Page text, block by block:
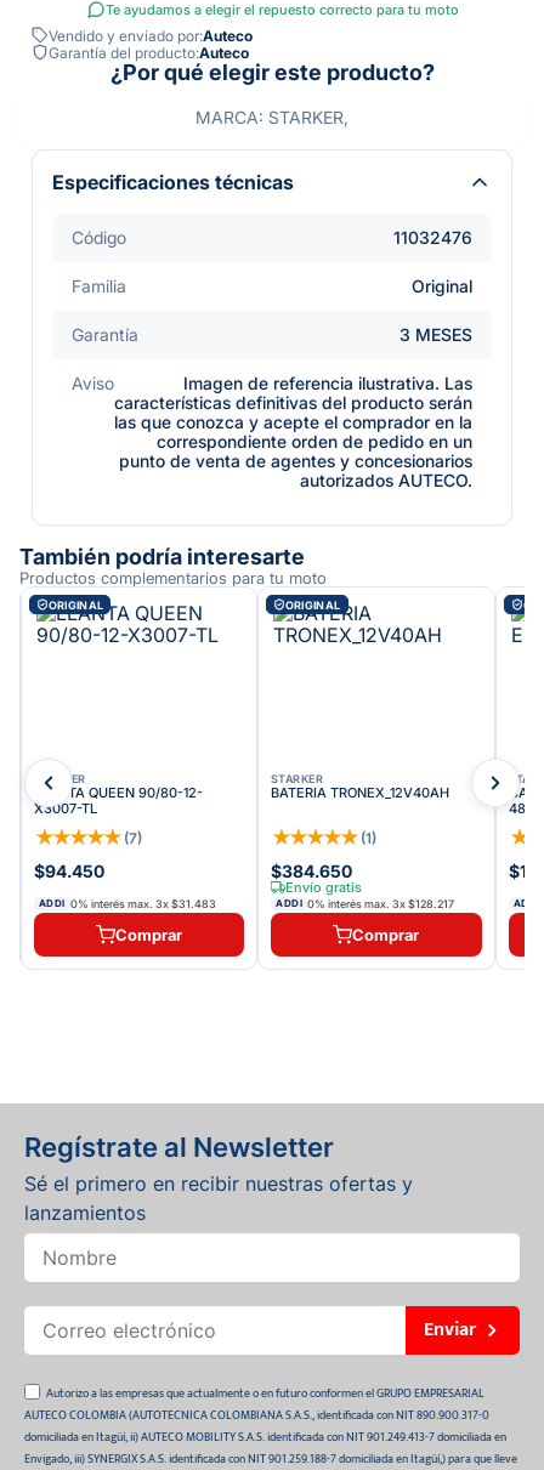
Te ayudamos a elegir el repuesto correcto para tu moto
Vendido y enviado por:Auteco
Garantía del producto:Auteco
¿Por qué elegir este producto?
MARCA: STARKER,
Especificaciones técnicas
Código 11032476
Familia Original
Garantía 3 MESES
Aviso
Imagen de referencia ilustrativa. Las
características definitivas del producto serán
las que conozca y acepte el comprador en la
correspondiente orden de pedido en un
punto de venta de agentes y concesionarios
autorizados AUTECO.
También podría interesarte
Productos complementarios para tu moto
ORIGINAL
STARKER
LLANTA QUEEN 90/80-12-
X3007-TL
★★★★★ (7)
$94.450
ADDI 0% interés max. 3x$31.483
Comprar
ORIGINAL
STARKER
BATERIA TRONEX_12V40AH
★★★★★ (1)
$384.650
Envío gratis
ADDI 0% interés max.3x$128.217
Comprar
4820
★
ADDI
Regístrate al Newsletter
Sé el primero en recibir nuestras ofertas y
lanzamientos
Enviar
Autorizo a las empresas que actualmente o en futuro conformen el GRUPO EMPRESARIAL
AUTECO COLOMBIA (AUTOTECNICA COLOMBIANA S.A.S., identificada con NIT 890.900.317-0
domiciliada en Itagüí, ii) AUTECO MOBILITY S.A.S. identificada con NIT 901.249.413-7 domiciliada en
Envigado, iii) SYNERGIX S.A.S. identificada con NIT 901.259.188-7 domiciliada en Itagüí,) para que lleve